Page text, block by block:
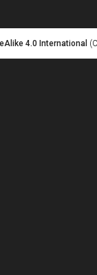
4.0 International